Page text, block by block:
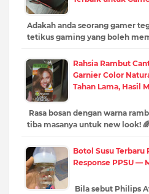
Adakah anda seorang gamer
tetikus gaming yang boleh
Rahsia Rambut
Garnier Color
Tahan Lama, Hasil
Rasa bosan dengan warna
tiba masanya untuk new look!
Botol Susu Terbaru
Response PPSU —
Bila sebut Philips